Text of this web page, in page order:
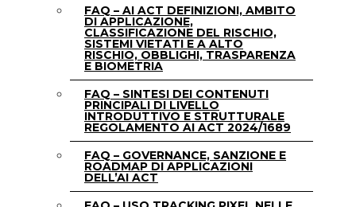
FAQ – AI ACT DEFINIZIONI, AMBITO
DI APPLICAZIONE,
CLASSIFICAZIONE DEL RISCHIO,
SISTEMI VIETATI E A ALTO
RISCHIO, OBBLIGHI, TRASPARENZA
E BIOMETRIA
FAQ – SINTESI DEI CONTENUTI
PRINCIPALI DI LIVELLO
INTRODUTTIVO E STRUTTURALE
REGOLAMENTO AI ACT 2024/1689
FAQ – GOVERNANCE, SANZIONE E
ROADMAP DI APPLICAZIONI
DELL’AI ACT